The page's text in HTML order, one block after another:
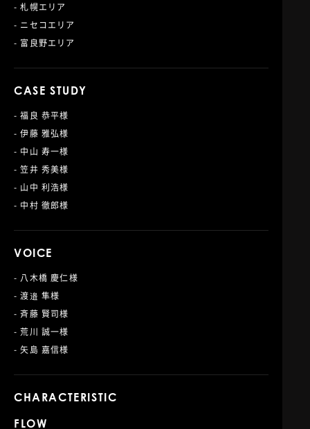
- 札幌エリア
- ニセコエリア
- 富良野エリア
CASE STUDY
- 福良 恭平様
- 伊藤 雅弘様
- 中山 寿一様
- 笠井 秀美様
- 山中 利浩様
- 中村 徹郎様
VOICE
- 八木橋 慶仁様
- 渡邉 隼様
- 斉藤 賢司様
- 荒川 誠一様
- 矢島 嘉信様
CHARACTERISTIC
FLOW